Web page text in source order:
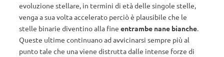
evoluzione stellare, in termini di età delle singole stelle,
venga a sua volta accelerato perciò è plausibile che le
stelle binarie diventino alla fine entrambe nane bianche.
Queste ultime continuano ad avvicinarsi sempre più al
punto tale che una viene distrutta dalle intense forze di